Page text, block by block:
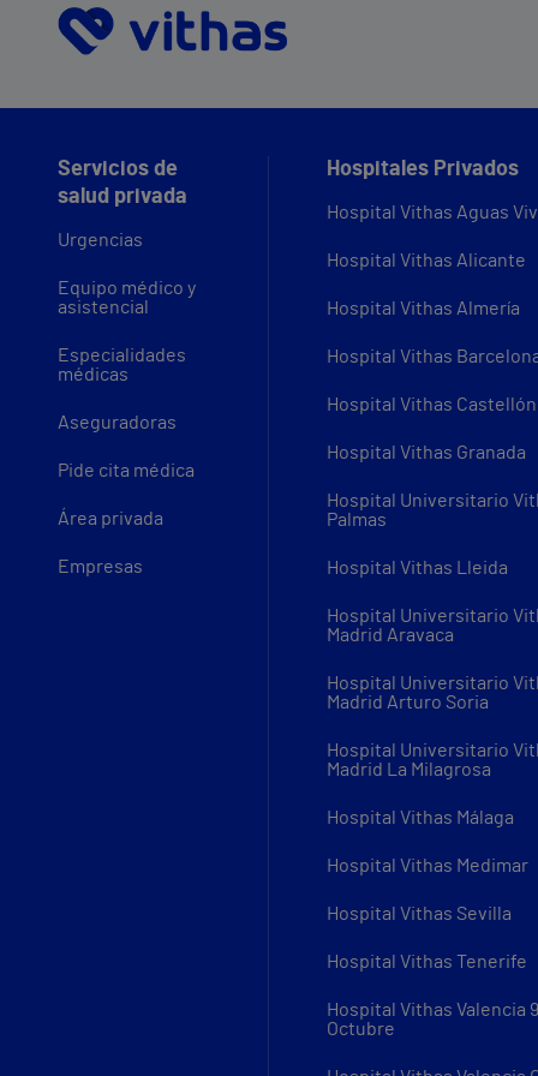
Servicios de
salud privada
Urgencias
Equipo médico y
asistencial
Especialidades
médicas
Aseguradoras
Pide cita médica
Área privada
Empresas
Hospitales Privados
Hospital Vithas Aguas
Hospital Vithas Alicante
Hospital Vithas Almería
Hospital Vithas
Hospital Vithas Castellón
Hospital Vithas Granada
Hospital Universitario
Palmas
Hospital Vithas Lleida
Hospital Universitario
Madrid Aravaca
Hospital Universitario
Madrid Arturo Soria
Hospital Universitario
Madrid La Milagrosa
Hospital Vithas Málaga
Hospital Vithas Medimar
Hospital Vithas Sevilla
Hospital Vithas Tenerife
Hospital Vithas Valencia
Octubre